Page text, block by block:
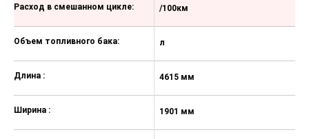
Расход в смешанном цикле:
Объем топливного бака:
Длина :
Ширина :
/100км
л
4615 мм
1901 мм